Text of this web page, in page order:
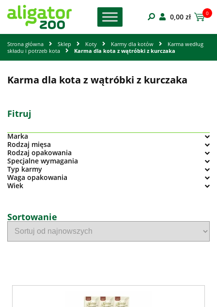
0,00 zł 0
Strona główna Sklep Koty Karmy dla kotów
Karma według
składu i potrzeb kota
Karma dla kota z wątróbki z kurczaka
Karma dla kota z wątróbki z kurczaka
Fitruj
Marka
Rodzaj mięsa
Rodzaj opakowania
Specjalne wymagania
Typ karmy
Waga opakowania
Wiek
Sortowanie